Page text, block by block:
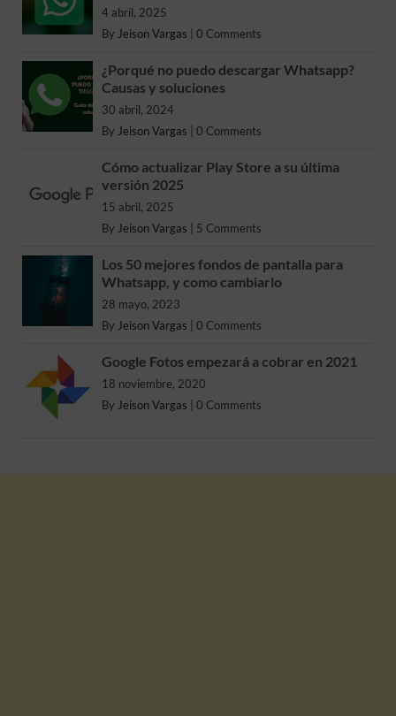
4 abril, 2025
By Jeison Vargas 0 Comments
¿Porqué no puedo descargar Whatsapp?
Causas y soluciones
30 abril, 2024
By Jeison Vargas 0 Comments
Cómo actualizar Play Store a su última
versión 2025
15 abril, 2025
By Jeison Vargas 5 Comments
Los 50 mejores fondos de pantalla para
Whatsapp, y como cambiarlo
28 mayo, 2023
By Jeison Vargas 0 Comments
Google Fotos empezará a cobrar en 2021
18 noviembre, 2020
By Jeison Vargas 0 Comments